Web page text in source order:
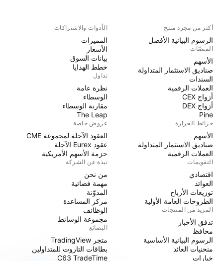
أكثر من مجرد منتج
الرسوم البيانية الأفضل
المنصّات
الأسهم
صناديق الاستثمار المتداولة
السندات
العملات الرقمية
أزواج CEX
أزواج DEX
Pine
خرائط الحرارة
الأسهم
صناديق الاستثمار المتداولة
العملات الرقمية
التقويمات
اقتصادي
العوائد
توزيعات الأرباح
الطروحات العامة الأولية
المزيد من المنتجات
تدفق الأخبار
محافظ
الرسوم البيانية الأساسية
منحنيات العائد
خيارات
الأدوات والاشتراكات
المميزات
الأسعار
بيانات السوق
خطط الهدايا
تداول
نظرة عامة
الوسطاء
مقارنة الوسطاء
The Leap
عروض خاصة
العقود الآجلة لمجموعة CME
عقود Eurex الآجلة
حزمة الأسهم الأمريكية
نبذة عن الشركة
من نحن
مهمة فضائية
المدوّنة
مركز المساعدة
الوظائف
مجموعة الوسائط
البضائع
متجر TradingView
بطاقات التاروت للمتداولين
C63 TradeTime